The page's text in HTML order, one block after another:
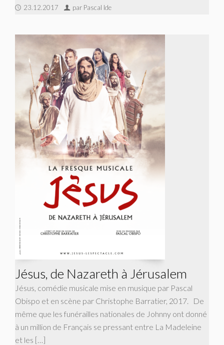
23.12.2017 par Pascal Ide
Jésus, de Nazareth à Jérusalem
Jésus, comédie musicale mise en musique par Pascal
Obispo et en scène par Christophe Barratier, 2017. De
même que les funérailles nationales de Johnny ont donné
à un million de Français se pressant entre La Madeleine
et les […]